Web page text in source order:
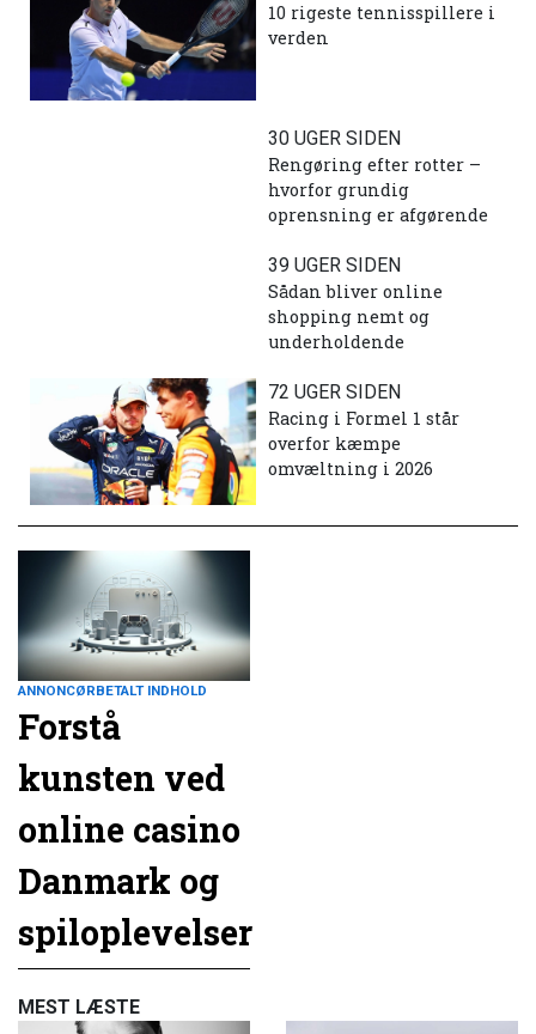
10 rigeste tennisspillere i
verden
30 UGER SIDEN
Rengøring efter rotter –
hvorfor grundig
oprensning er afgørende
39 UGER SIDEN
Sådan bliver online
shopping nemt og
underholdende
72 UGER SIDEN
Racing i Formel 1 står
overfor kæmpe
omvæltning i 2026
ANNONCØRBETALT INDHOLD
Forstå
kunsten ved
online casino
Danmark og
spiloplevelser
MEST LÆSTE